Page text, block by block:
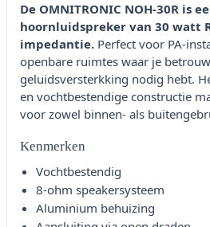
De OMNITRONIC NOH-30R is
hoornluidspreker van 30 watt
impedantie. Perfect voor PA-
openbare ruimtes waar je
geluidsversterkking nodig hebt.
en vochtbestendige constructie
voor zowel binnen- als
Kenmerken
Vochtbestendig
8-ohm speakersysteem
Aluminium behuizing